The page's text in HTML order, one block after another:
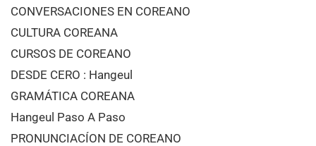
CONVERSACIONES EN COREANO
CULTURA COREANA
CURSOS DE COREANO
DESDE CERO : Hangeul
GRAMÁTICA COREANA
Hangeul Paso A Paso
PRONUNCIACÍON DE COREANO